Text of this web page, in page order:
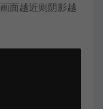
面越近则阴影越